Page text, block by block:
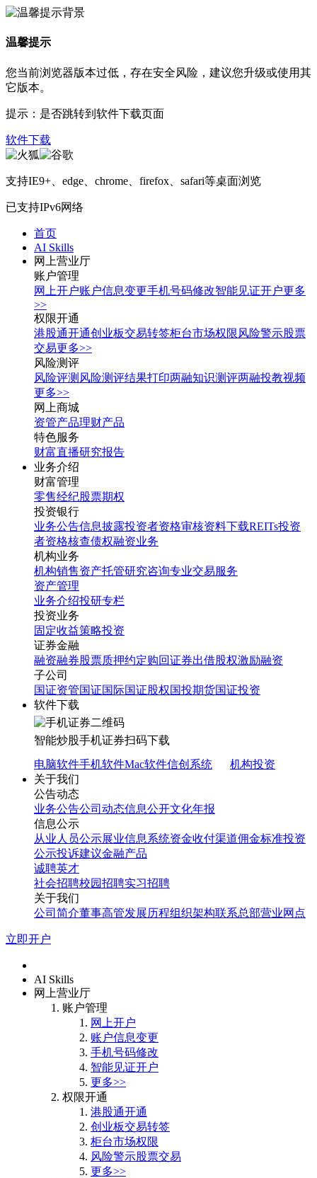
温馨提示
您当前浏览器版本过低，存在安全风险，建议您升级或使用其
它版本。
提示：是否跳转到软件下载页面
软件下载
支持IE9+、edge、chrome、firefox、safari等桌面浏览
已支持IPv6网络
首页
AI Skills
网上营业厅
账户管理
网上开户账户信息变更手机号码修改智能见证开户更多
>>
权限开通
港股通开通创业板交易转签柜台市场权限风险警示股票
交易更多>>
风险测评
风险评测 风险测评结果打印两融知识测评两融投教视频
更多>>
网上商城
资管产品理财产品
特色服务
财富直播研究报告
业务介绍
财富管理
零售经纪股票期权
投资银行
业务公告信息披露投资者资格审核资料下载REITs投资
者资格核查债权融资业务
机构业务
机构销售资产托管研究咨询专业交易服务
资产管理
业务介绍投研专栏
投资业务
固定收益策略投资
证券金融
融资融券股票质押约定购回证券出借股权激励融资
子公司
国证资管国证国际国证股权国投期货国证投资
软件下载
智能炒股手机证券扫码下载
电脑软件手机软件Mac软件信创系统
机构投资
关于我们
公告动态
业务公告公司动态信息公开文化年报
信息公示
从业人员公示展业信息系统资金收付渠道佣金标准投资
公示投诉建议金融产品
诚聘英才
社会招聘校园招聘实习招聘
关于我们
公司简介董事高管发展历程组织架构联系总部营业网点
立即开户
AI Skills
网上营业厅
账户管理
网上开户
账户信息变更
手机号码修改
智能见证开户
更多>>
权限开通
港股通开通
创业板交易转签
柜台市场权限
风险警示股票交易
更多>>